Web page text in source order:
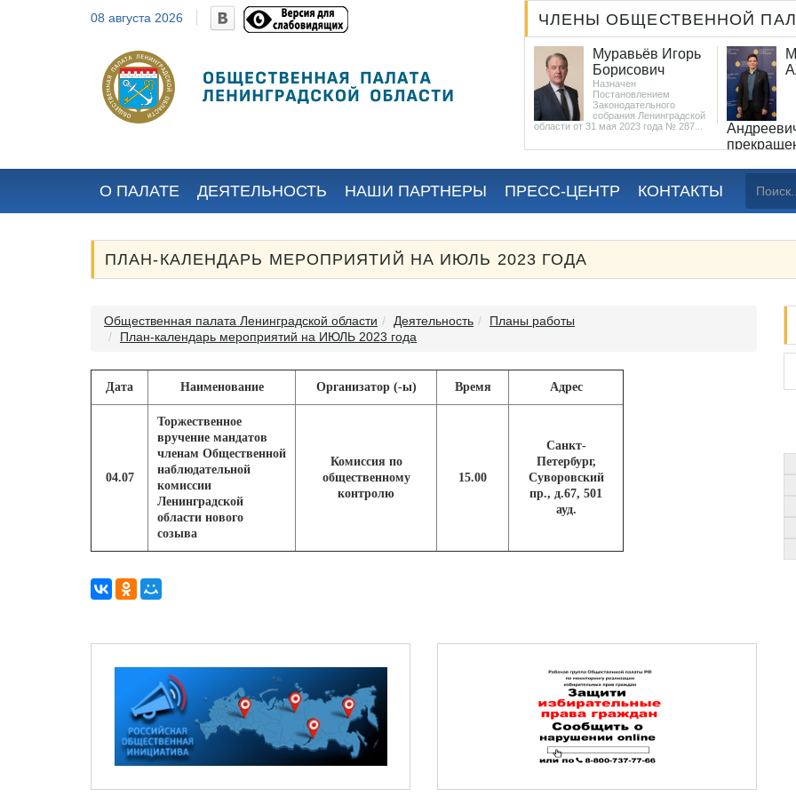
08 августа 2026 ЧЛЕНЫ ОБЩЕСТВЕННОЙ
Валерианович
Валентина
Павловна
Избрана местными
Николаевич
Назначен
Постановлением
Законодательного
Муравьёв Игорь
Борисович
Назначен
Постановлением
Законодательного
собрания Ленинградской
области от 31 мая 2023 года № 287...
Назначен
Губернатора
от 5 июня
О ПАЛАТЕ ДЕЯТЕЛЬНОСТЬ НАШИ ПАРТНЕРЫ ПРЕСС-ЦЕНТР КОНТАКТЫ
ПЛАН-КАЛЕНДАРЬ МЕРОПРИЯТИЙ НА ИЮЛЬ 2023 ГОДА
Общественная палата Ленинградской области Деятельность
Планы работы
План-календарь мероприятий на ИЮЛЬ 2023 года
Дата Наименование Организатор (-ы) Время Адрес
04.07
Торжественное
вручение мандатов
членам Общественной
наблюдательной
комиссии
Ленинградской
области нового
созыва
Комиссия по
общественному
контролю
15.00
Санкт-
Петербург,
Суворовский
пр., д.67, 501
ауд.